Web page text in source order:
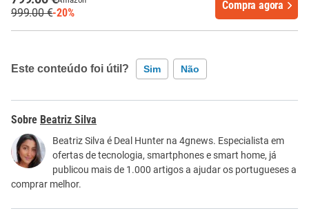
999.00 €-20%
Compra agora
Este conteúdo foi útil? Sim Não
Este conteúdo contém informação incorreta
Este conteúdo não tem a informação que procuro
Outro
Beatriz Silva
Beatriz Silva é Deal Hunter na 4gnews. Especialista em
ofertas de tecnologia, smartphones e smart home, já
publicou mais de 1.000 artigos a ajudar os portugueses a
comprar melhor.